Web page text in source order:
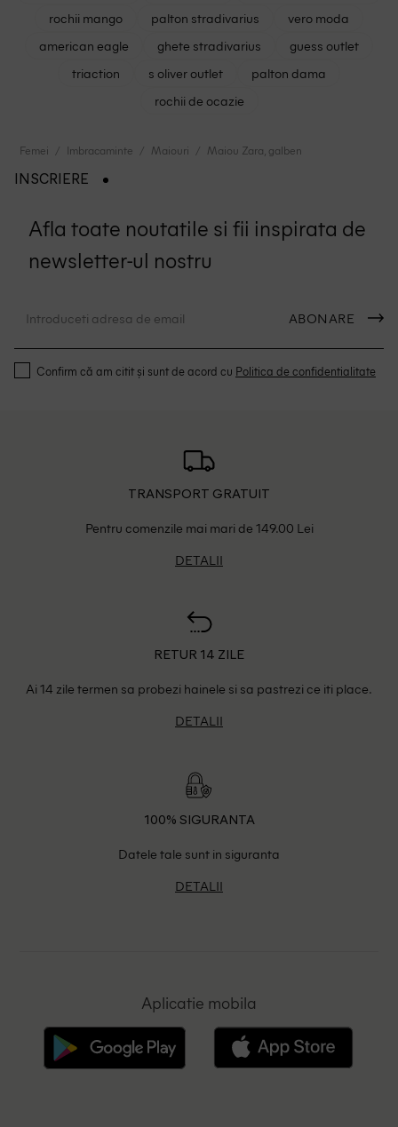
rochii mango
palton stradivarius
vero moda
american eagle
ghete stradivarius
guess outlet
triaction
s oliver outlet
palton dama
rochii de ocazie
Femei Imbracaminte Maiouri Maiou Zara, galben
INSCRIERE
Afla toate noutatile si fii inspirata de
newsletter-ul nostru
ABONARE
Confirm că am citit și sunt de acord cu Politica de confidentialitate
TRANSPORT GRATUIT
Pentru comenzile mai mari de 149.00 Lei
DETALII
RETUR 14 ZILE
Ai 14 zile termen sa probezi hainele si sa pastrezi ce iti place.
DETALII
100% SIGURANTA
Datele tale sunt in siguranta
DETALII
Aplicatie mobila